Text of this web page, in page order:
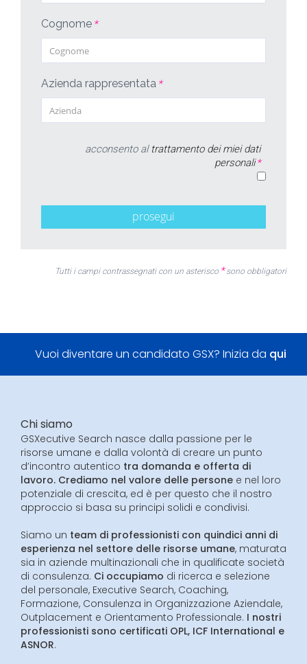
Cognome *
Azienda rappresentata *
acconsento al trattamento dei miei dati
personali *
prosegui
Tutti i campi contrassegnati con un asterisco *sono obbligatori
Vuoi diventare un candidato GSX? Inizia da qui
Chi siamo
GSXecutive Search nasce dalla passione per le
risorse umane e dalla volontà di creare un punto
d’incontro autentico tra domanda e offerta di
lavoro. Crediamo nel valore delle persone e nel loro
potenziale di crescita, ed è per questo che il nostro
approccio si basa su principi solidi e condivisi.
Siamo un team di professionisti con quindici anni di
esperienza nel settore delle risorse umane, maturata
sia in aziende multinazionali che in qualificate società
di consulenza. Ci occupiamo di ricerca e selezione
del personale, Executive Search, Coaching,
Formazione, Consulenza in Organizzazione Aziendale,
Outplacement e Orientamento Professionale. I nostri
professionisti sono certificati OPL, ICF International e
ASNOR.